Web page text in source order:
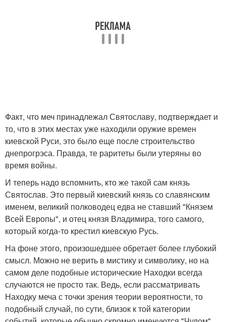
Факт, что меч принадлежал Святославу, подтверждает и
то, что в этих местах уже находили оружие времен
киевской Руси, это было еще после строительство
днепрогрэса. Правда, те раритеты были утеряны во
время войны.
И теперь надо вспомнить, кто же такой сам князь
Святослав. Это первый киевский князь со славянским
именем, великий полководец едва не ставший "Князем
Всей Европы", и отец князя Владимира, того самого,
который когда-то крестил киевскую Русь.
На фоне этого, произошедшее обретает более глубокий
смысл. Можно не верить в мистику и символику, но на
самом деле подобные исторические Находки всегда
случаются не просто так. Ведь, если рассматривать
Находку меча с точки зрения теории вероятности, то
подобный случай, по сути, близок к той категории